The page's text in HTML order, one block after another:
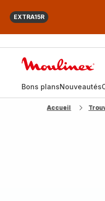
EXTRA15R
Bons plansNouveautés
Accueil